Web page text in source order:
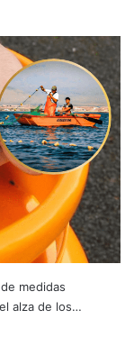
medidas
alza de los…